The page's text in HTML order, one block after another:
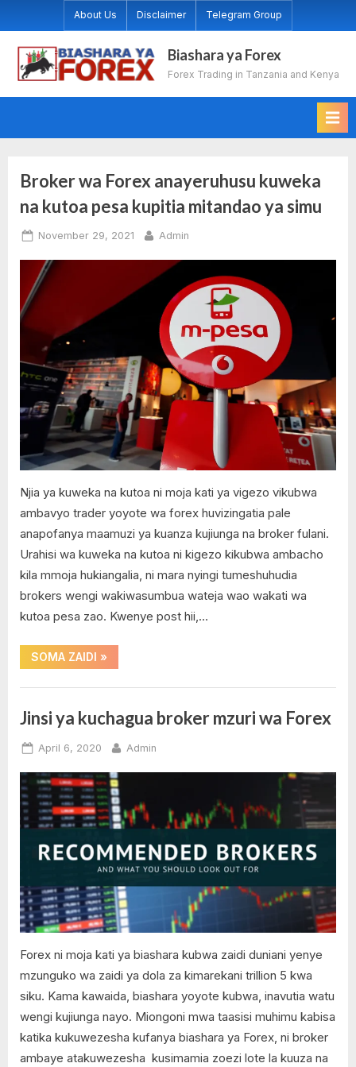
to
content
About Us Disclaimer Telegram Group
Biashara ya Forex
Forex Trading in Tanzania and Kenya
Broker wa Forex anayeruhusu kuweka
na kutoa pesa kupitia mitandao ya simu
Posted
November 29, 2021 By
Admin
Broker
Forex
anayeruhusu
kuweka
kutoa
pesa
kupitia
mitandao
Njia ya kuweka na kutoa ni moja kati ya vigezo vikubwa
ambavyo trader yoyote wa forex huvizingatia pale
anapofanya maamuzi ya kuanza kujiunga na broker fulani.
Urahisi wa kuweka na kutoa ni kigezo kikubwa ambacho
kila mmoja hukiangalia, ni mara nyingi tumeshuhudia
brokers wengi wakiwasumbua wateja wao wakati wa
kutoa pesa zao. Kwenye post hii,…
SOMA ZAIDI “Broker
wa
anayeruhusu
na
kutoa
kupitia
mitandao
simu”
»
AirTel
Money
,
Forex
Brokers
in
Kenya
Forex
Brokers
in
,
Biashara
ya
,
Exness
,
Jinsi ya kuchagua broker mzuri wa Forex
Posted
April 6, 2020 By
Admin
Jinsi
ya
broker
mzuri
wa
Forex ni moja kati ya biashara kubwa zaidi duniani yenye
mzunguko wa zaidi ya dola za kimarekani trillion 5 kwa
siku. Kama kawaida, biashara yoyote kubwa, inavutia watu
wengi kujiunga nayo. Miongoni mwa taasisi muhimu kabisa
katika kukuwezesha kufanya biashara ya Forex, ni broker
ambaye atakuwezesha kusimamia zoezi lote la kuuza na